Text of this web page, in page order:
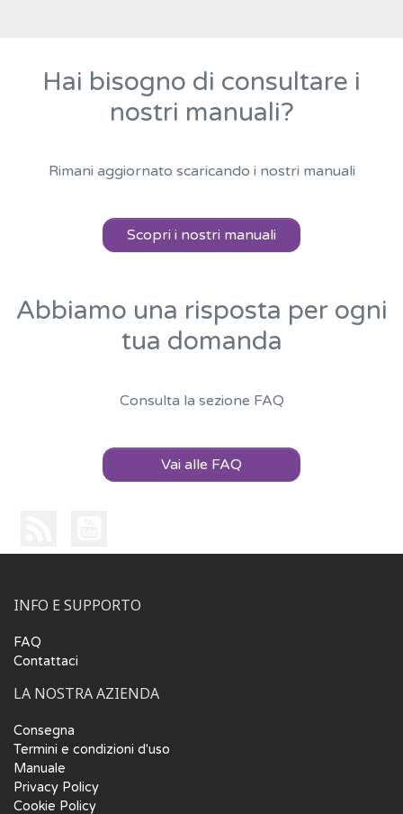
Hai bisogno di consultare i
nostri manuali?
Rimani aggiornato scaricando i nostri manuali
Scopri i nostri manuali
Abbiamo una risposta per ogni
tua domanda
Consulta la sezione FAQ
Vai alle FAQ
INFO E SUPPORTO
FAQ
Contattaci
LA NOSTRA AZIENDA
Consegna
Termini e condizioni d'uso
Manuale
Privacy Policy
Cookie Policy